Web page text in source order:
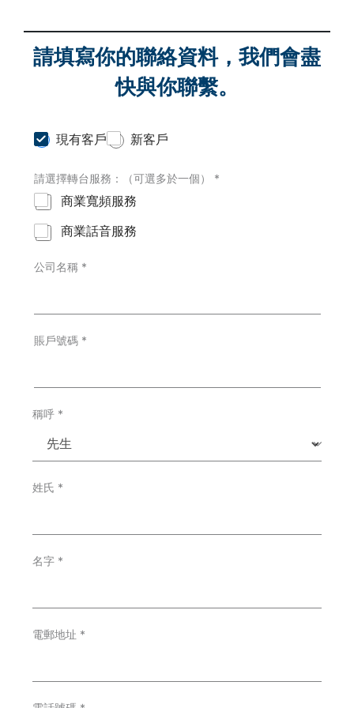
請填寫你的聯絡資料，我們會盡
快與你聯繫。
C
u
t
o
m
e
r
y
現有客戶 新客戶
請選擇轉台服務：（可選多於一個） *
商業寬頻服務
商業話音服務
公司名稱 *
賬戶號碼 *
稱呼 *
姓氏 *
名字 *
電郵地址 *